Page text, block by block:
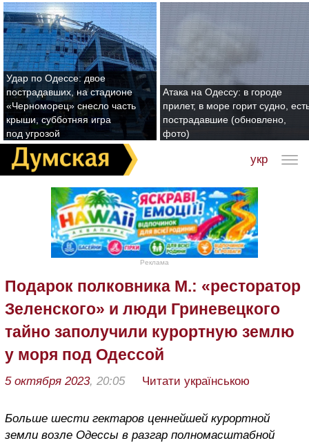
Удар по Одессе: двое
пострадавших, на стадионе
«Черноморец» снесло часть
крыши, субботняя игра
под угрозой
Атака на Одессу: в городе
прилет, в море горит судно,
пострадавшие (обновлено,
фото)
укр
Реклама
Подарок полковника М.: «ресторатор
Зеленского» и люди Гриневецкого
тайно заполучили курортную землю
у моря под Одессой
5 октября 2023, 20:05 Читати українською
Больше шести гектаров ценнейшей курортной
земли возле Одессы в разгар полномасштабной